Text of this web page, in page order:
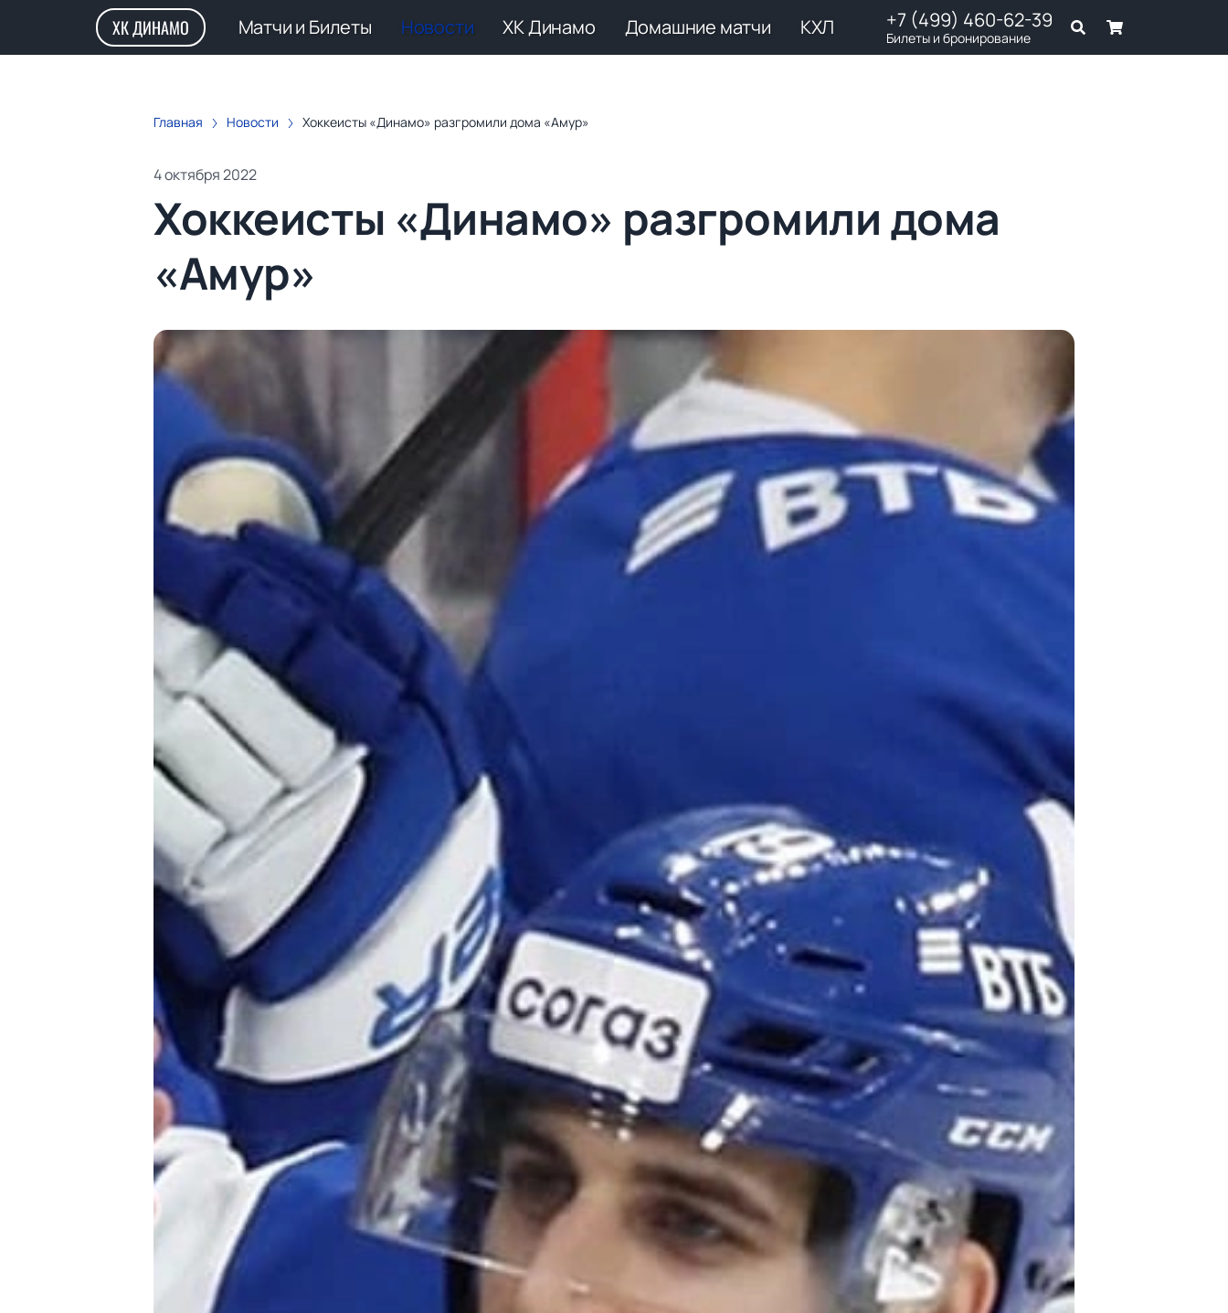
ХК ДИНАМО Матчи и Билеты Новости ХК Динамо Домашние матчи КХЛ +7 (499) 460-62-39
Билеты и бронирование
Главная Новости Хоккеисты «Динамо» разгромили дома «Амур»
4 октября 2022
Хоккеисты «Динамо» разгромили дома
«Амур»